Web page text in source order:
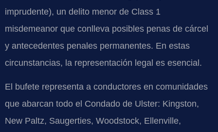
imprudente), un delito menor de Class 1
misdemeanor que conlleva posibles penas de cárcel
y antecedentes penales permanentes. En estas
circunstancias, la representación legal es esencial.
El bufete representa a conductores en comunidades
que abarcan todo el Condado de Ulster: Kingston,
New Paltz, Saugerties, Woodstock, Ellenville,